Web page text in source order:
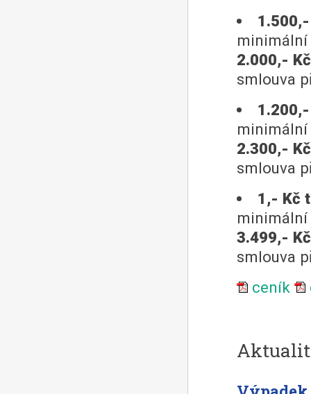
2.000,-
smlouva
2.300,-
smlouva
1,- Kč
3.499,-
smlouva
ceník